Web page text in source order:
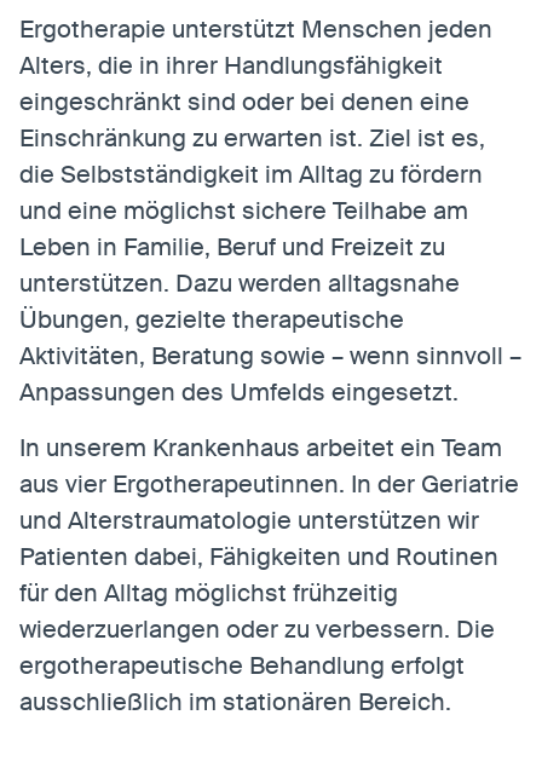
Ergotherapie unterstützt Menschen jeden
Alters, die in ihrer Handlungsfähigkeit
eingeschränkt sind oder bei denen eine
Einschränkung zu erwarten ist. Ziel ist es,
die Selbstständigkeit im Alltag zu fördern
und eine möglichst sichere Teilhabe am
Leben in Familie, Beruf und Freizeit zu
unterstützen. Dazu werden alltagsnahe
Übungen, gezielte therapeutische
Aktivitäten, Beratung sowie – wenn sinnvoll –
Anpassungen des Umfelds eingesetzt.
In unserem Krankenhaus arbeitet ein Team
aus vier Ergotherapeutinnen. In der Geriatrie
und Alterstraumatologie unterstützen wir
Patienten dabei, Fähigkeiten und Routinen
für den Alltag möglichst frühzeitig
wiederzuerlangen oder zu verbessern. Die
ergotherapeutische Behandlung erfolgt
ausschließlich im stationären Bereich.